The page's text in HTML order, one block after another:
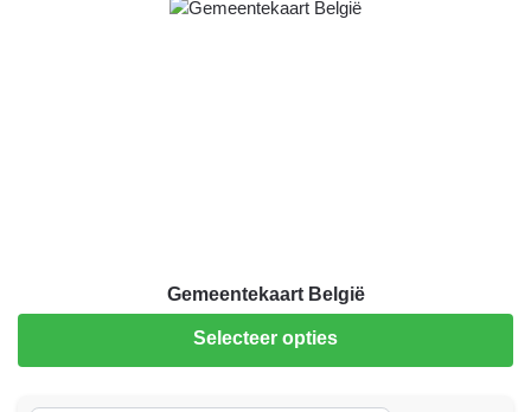
Gemeentekaart België
Selecteer opties